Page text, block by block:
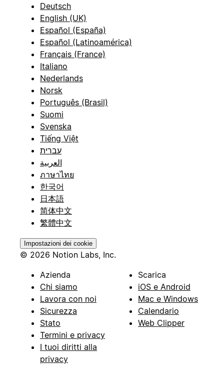
Deutsch
English (UK)
Español (España)
Español (Latinoamérica)
Français (France)
Italiano
Nederlands
Norsk
Português (Brasil)
Suomi
Svenska
Tiếng Việt
עברית
العربية
ภาษาไทย
한국어
日本語
简体中文
繁體中文
Impostazioni dei cookie
© 2026 Notion Labs, Inc.
Azienda
Chi siamo
Lavora con noi
Sicurezza
Stato
Termini e privacy
I tuoi diritti alla
privacy
Scarica
iOS e Android
Mac e Windows
Calendario
Web Clipper